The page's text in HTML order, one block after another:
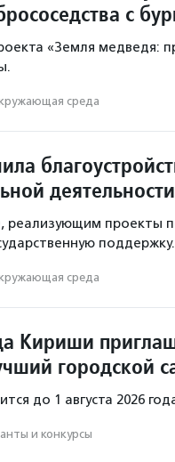
с
«Земля медведя:
среда
деятельности
реализующим проекты
поддержку.
среда
Кириши
городской
до 1 августа 2026
и конкурсы